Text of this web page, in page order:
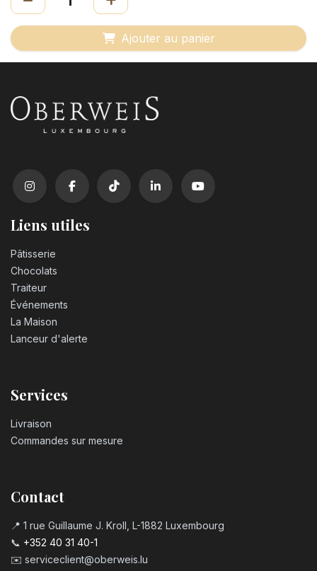
Ajouter au panier
Liens utiles
Pâtisserie
Chocolats
Traiteur
Événements
La Maison
Lanceur d'alerte
Services
Livraison
Commandes sur mesure
Contact
📍 1 rue Guillaume J. Kroll, L-1882 Luxembourg
📞 +352 40 31 40-1
✉️ serviceclient@oberweis.lu